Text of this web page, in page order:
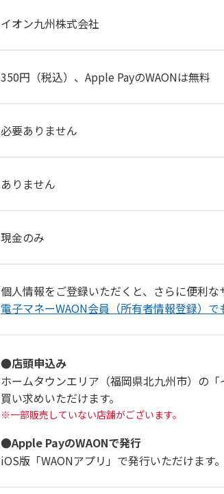
イオン九州株式会社
350円（税込）、Apple PayのWAONは無料
必要ありません
ありません
現金のみ
個人情報をご登録いただくと、さらに便利な
電子マネーWAON会員（所有者情報登録）で
●店頭申込み
ホームタウンエリア（福岡県北九州市）の
買い求めいただけます。
一部販売していない店舗がございます。
●Apple PayのWAONで発行
iOS版「WAONアプリ」で発行いただけます。